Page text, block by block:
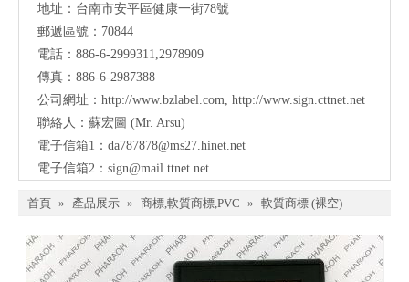
地址：台南市安平區健康一街78號
郵遞區號：70844
電話：886-6-2999311,2978909
傳真：886-6-2987388
公司網址： http://www.bzlabel.com http://www.sign.cttnet.net
聯絡人：蘇宏圖 (Mr. Arsu)
電子信箱1： da787878@ms27.hinet.net
電子信箱2： sign@mail.ttnet.net
首頁 » 產品展示 » 商標,軟質商標,PVC » 軟質商標 (裸空)